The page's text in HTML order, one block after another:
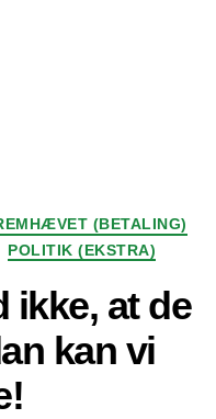
(BETALING)
POLITIK (EKSTRA)
ikke, at de
kan vi